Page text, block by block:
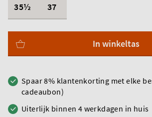
35½
37
In winkeltas
Spaar 8% klantenkorting met elke
cadeaubon)
Uiterlijk binnen 4 werkdagen in huis